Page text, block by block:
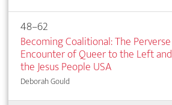
48–62
Becoming Coalitional: The Perverse
Encounter of Queer to the Left and
the Jesus People USA
Deborah Gould